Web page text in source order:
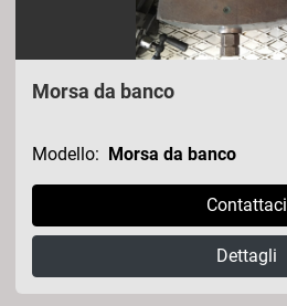
Morsa da banco
Modello: Morsa da banco
Contattaci
Dettagli